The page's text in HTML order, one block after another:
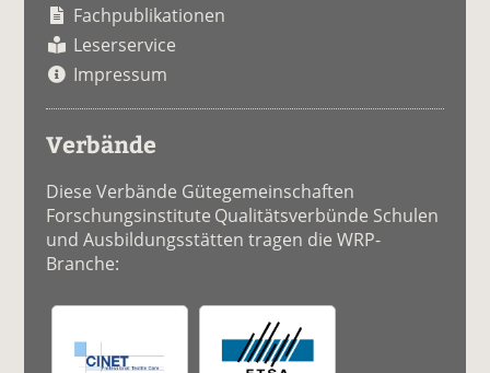
Fachpublikationen
Leserservice
Impressum
Verbände
Diese Verbände Gütegemeinschaften
Forschungsinstitute Qualitätsverbünde Schulen
und Ausbildungsstätten tragen die WRP-
Branche: